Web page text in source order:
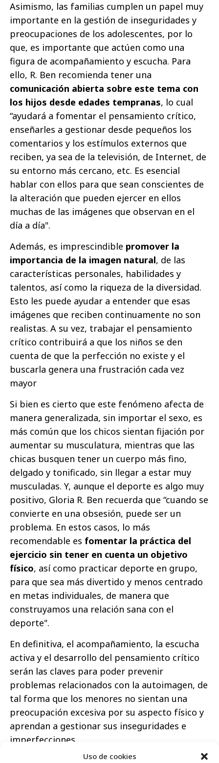
Uso de cookies
Asimismo, las familias cumplen un papel muy
importante en la gestión de inseguridades y
preocupaciones de los adolescentes, por lo
que, es importante que actúen como una
figura de acompañamiento y escucha. Para
ello, R. Ben recomienda tener una
comunicación abierta sobre este tema con
los hijos desde edades tempranas, lo cual
“ayudará a fomentar el pensamiento crítico,
enseñarles a gestionar desde pequeños los
comentarios y los estímulos externos que
reciben, ya sea de la televisión, de Internet, de
su entorno más cercano, etc. Es esencial
hablar con ellos para que sean conscientes de
la alteración que pueden ejercer en ellos
muchas de las imágenes que observan en el
día a día".
Además, es imprescindible promover la
importancia de la imagen natural, de las
características personales, habilidades y
talentos, así como la riqueza de la diversidad.
Esto les puede ayudar a entender que esas
imágenes que reciben continuamente no son
realistas. A su vez, trabajar el pensamiento
crítico contribuirá a que los niños se den
cuenta de que la perfección no existe y el
buscarla genera una frustración cada vez
mayor
Si bien es cierto que este fenómeno afecta de
manera generalizada, sin importar el sexo, es
más común que los chicos sientan fijación por
aumentar su musculatura, mientras que las
chicas busquen tener un cuerpo más fino,
delgado y tonificado, sin llegar a estar muy
musculadas. Y, aunque el deporte es algo muy
positivo, Gloria R. Ben recuerda que “cuando se
convierte en una obsesión, puede ser un
problema. En estos casos, lo más
recomendable es fomentar la práctica del
ejercicio sin tener en cuenta un objetivo
físico, así como practicar deporte en grupo,
para que sea más divertido y menos centrado
en metas individuales, de manera que
construyamos una relación sana con el
deporte".
En definitiva, el acompañamiento, la escucha
activa y el desarrollo del pensamiento crítico
serán las claves para poder prevenir
problemas relacionados con la autoimagen, de
tal forma que los menores no sientan una
preocupación excesiva por su aspecto físico y
aprendan a gestionar sus inseguridades e
imperfecciones.